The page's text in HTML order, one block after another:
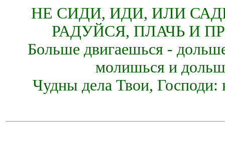
НЕ СИДИ, ИДИ, ИЛИ
РАДУЙСЯ, ПЛАЧЬ И
Больше двигаешься -
молишься и
Чудны дела Твои, Господи: